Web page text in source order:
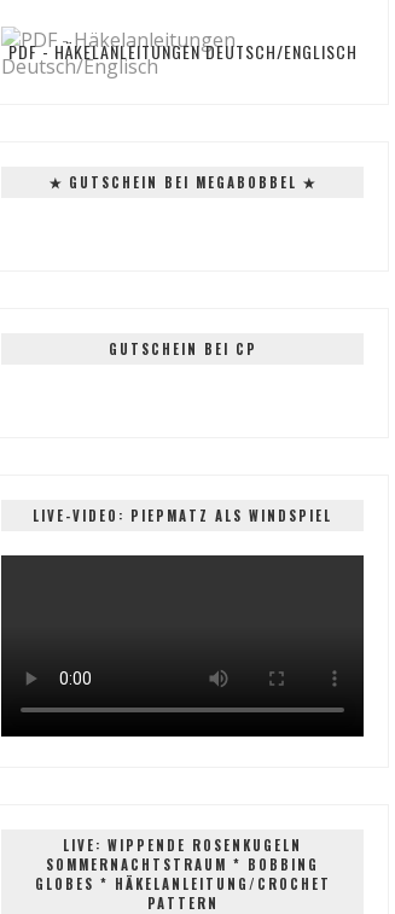
PDF - HÄKELANLEITUNGEN DEUTSCH/ENGLISCH
✭ GUTSCHEIN BEI MEGABOBBEL ✭
GUTSCHEIN BEI CP
LIVE-VIDEO: PIEPMATZ ALS WINDSPIEL
LIVE: WIPPENDE ROSENKUGELN
SOMMERNACHTSTRAUM * BOBBING
GLOBES * HÄKELANLEITUNG/CROCHET
PATTERN